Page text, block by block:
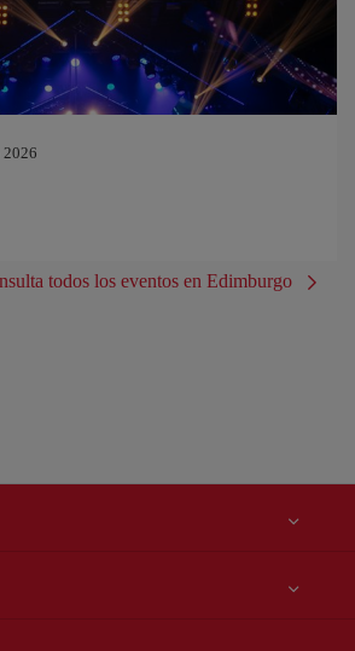
2026
todos los eventos en Edimburgo